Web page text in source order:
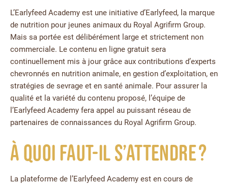
L’Earlyfeed Academy est une initiative d’Earlyfeed, la marque
de nutrition pour jeunes animaux du Royal Agrifirm Group.
Mais sa portée est délibérément large et strictement non
commerciale. Le contenu en ligne gratuit sera
continuellement mis à jour grâce aux contributions d’experts
chevronnés en nutrition animale, en gestion d’exploitation, en
stratégies de sevrage et en santé animale. Pour assurer la
qualité et la variété du contenu proposé, l’équipe de
l’Earlyfeed Academy fera appel au puissant réseau de
partenaires de connaissances du Royal Agrifirm Group.
À quoi faut-il s’attendre ?
La plateforme de l’Earlyfeed Academy est en cours de